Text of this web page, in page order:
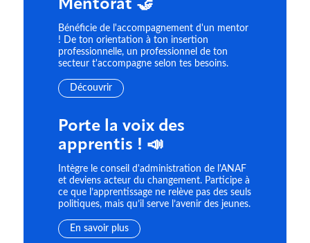
Mentorat 🤝
Bénéficie de l'accompagnement d'un mentor
! De ton orientation à ton insertion
professionnelle, un professionnel de ton
secteur t'accompagne selon tes besoins.
Découvrir
Porte la voix des
apprentis ! 📣
Intègre le conseil d'administration de l'ANAF
et deviens acteur du changement. Participe à
ce que l’apprentissage ne relève pas des seuls
politiques, mais qu’il serve l’avenir des jeunes.
En savoir plus